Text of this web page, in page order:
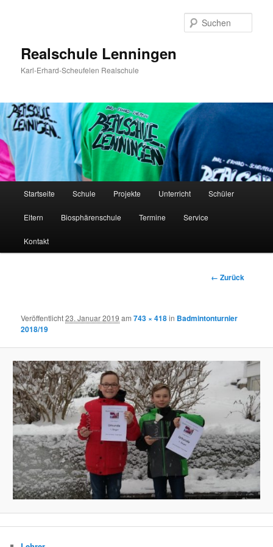
Realschule Lenningen
Karl-Erhard-Scheufelen Realschule
Startseite Schule Projekte Unterricht Schüler
Eltern Biosphärenschule Termine Service
Kontakt
Bilder-
← Zurück
Veröffentlicht23. Januar 2019 am743 × 418in Badmintonturnier
2018/19